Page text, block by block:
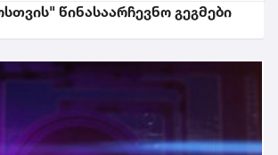
წინასაარჩევნო გეგმები